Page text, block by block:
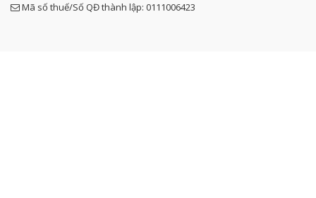
Mã số thuế/Số QĐ thành lập: 0111006423